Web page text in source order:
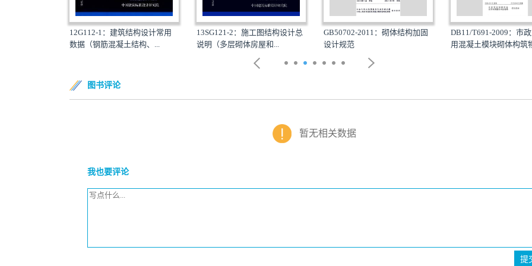
12G112-1：建筑结构设计常用
数据（钢筋混凝土结构、...
13SG121-2：施工图结构设计总
说明（多层砌体房屋和...
GB50702-2011：砌体结构加固
设计规范
DB11/T691-2009：市
用混凝土模块砌体构筑物
图书评论
暂无相关数据
我也要评论
提